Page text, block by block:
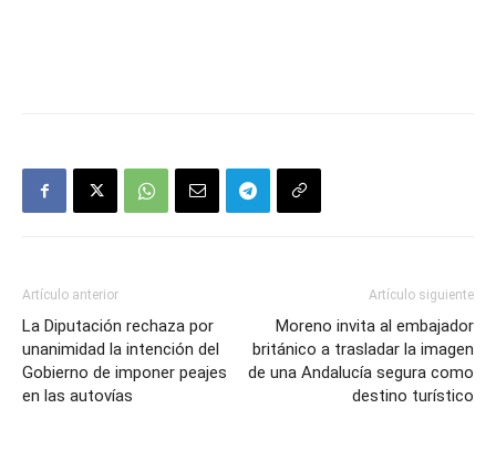
Artículo anterior
La Diputación rechaza por
unanimidad la intención del
Gobierno de imponer peajes
en las autovías
Artículo siguiente
Moreno invita al embajador
británico a trasladar la imagen
de una Andalucía segura como
destino turístico